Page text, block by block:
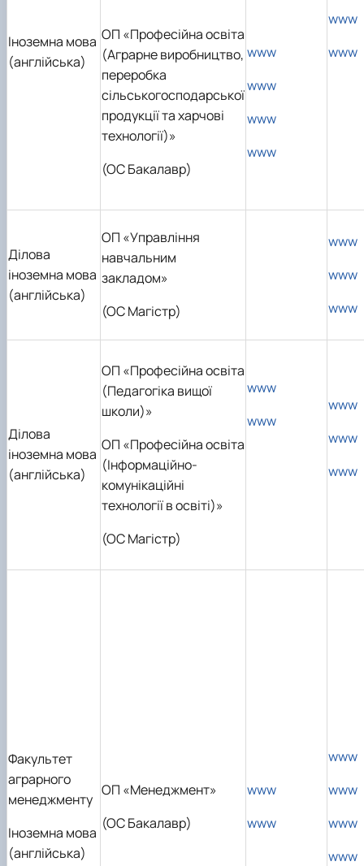
Іноземна мова
(англійська)
ОП «Професійна освіта
(Аграрне виробництво,
переробка
сільськогосподарської
продукції та харчові
технології)»
(ОС Бакалавр)
www
www
www
www
www
www
Ділова
іноземна мова
(англійська)
ОП «Управління
навчальним
закладом»
(ОС Магістр)
www
www
www
Ділова
іноземна мова
(англійська)
ОП «Професійна освіта
(Педагогіка вищої
школи)»
ОП «Професійна освіта
(Інформаційно-
комунікаційні
технології в освіті)»
(ОС Магістр)
www
www
www
www
www
Факультет
аграрного
менеджменту
Іноземна мова
(англійська)
ОП «Менеджмент»
(ОС Бакалавр)
www
www
www
www
www
www